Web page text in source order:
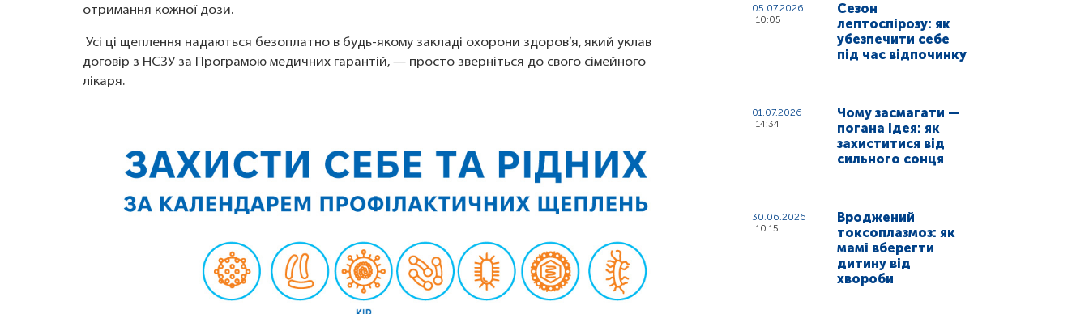
отримання кожної дози.
Усі ці щеплення надаються безоплатно в будь-якому закладі охорони здоров’я, який уклав
договір з НСЗУ за Програмою медичних гарантій, — просто зверніться до свого сімейного
лікаря.
05.07.2026
10:05
Сезон
лептоспірозу: як
убезпечити себе
під час відпочинку
01.07.2026
14:34
Чому засмагати —
погана ідея: як
захиститися від
сильного сонця
30.06.2026
10:15
Вроджений
токсоплазмоз: як
мамі вберегти
дитину від
хвороби